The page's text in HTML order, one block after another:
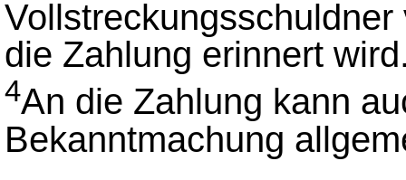
die Zahlung erinnert
4An die Zahlung kann
Bekanntmachung